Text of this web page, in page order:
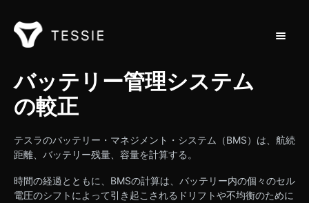
トグル
ホーム
バッテリー管理システム
の較正
テスラのバッテリー・マネジメント・システム（BMS）は、航続
距離、バッテリー残量、容量を計算する。
時間の経過とともに、BMSの計算は、バッテリー内の個々のセル
電圧のシフトによって引き起こされるドリフトや不均衡のために